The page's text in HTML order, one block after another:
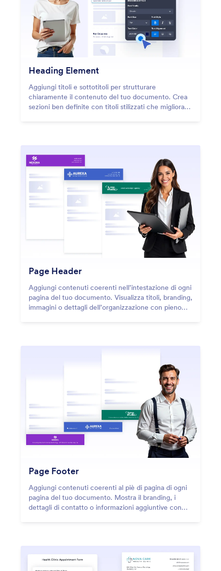
Heading Element
Aggiungi titoli e sottotitoli per strutturare
chiaramente il contenuto del tuo documento. Crea
sezioni ben definite con titoli stilizzati che migliorano
Page Header
Aggiungi contenuti coerenti nell’intestazione di ogni
pagina del tuo documento. Visualizza titoli, branding,
immagini o dettagli dell’organizzazione con pieno
Page Footer
Aggiungi contenuti coerenti al piè di pagina di ogni
pagina del tuo documento. Mostra il branding, i
dettagli di contatto o informazioni aggiuntive con